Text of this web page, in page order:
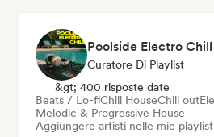
Poolside Electro Chill
Curatore Di Playlist
&gt; 400 risposte date
Beats / Lo-fiChill HouseChill out
Melodic & Progressive House
Aggiungere artisti nelle mie